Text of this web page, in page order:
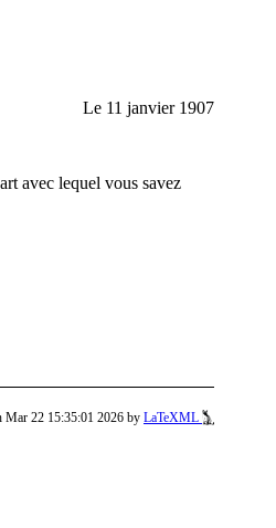
Le 11 janvier 1907
avec lequel vous savez
Mar 22 15:35:01 2026 by LaTeXML